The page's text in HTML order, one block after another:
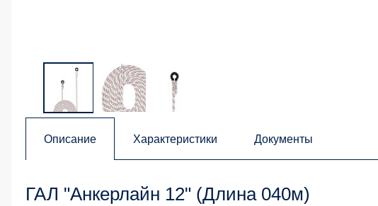
Описание Характеристики Документы
ГАЛ "Анкерлайн 12" (Длина 040м)